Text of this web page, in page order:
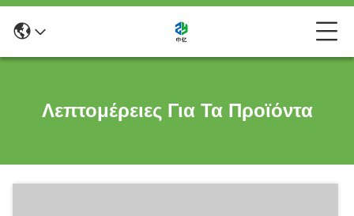
Λεπτομέρειες Για Τα Προϊόντα